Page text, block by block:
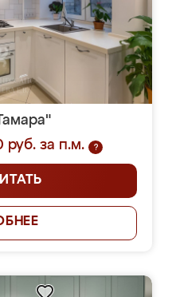
руб. за п.м.
?